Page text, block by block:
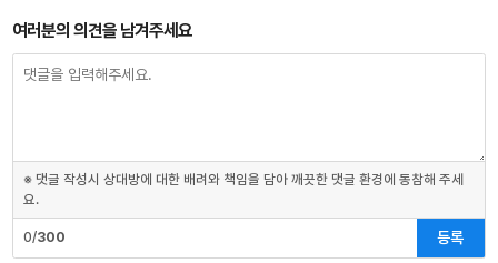
여러분의 의견을 남겨주세요
※ 댓글 작성시 상대방에 대한 배려와 책임을 담아 깨끗한 댓글 환경에 동참해 주세
요.
0/300 등록